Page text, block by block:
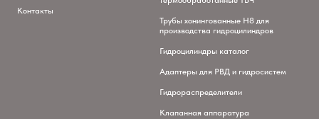
Контакты
Трубы хонингованные H8 для
производства гидроцилиндров
Гидроцилиндры каталог
Адаптеры для РВД и гидросистем
Гидрораспределители
Клапанная аппаратура